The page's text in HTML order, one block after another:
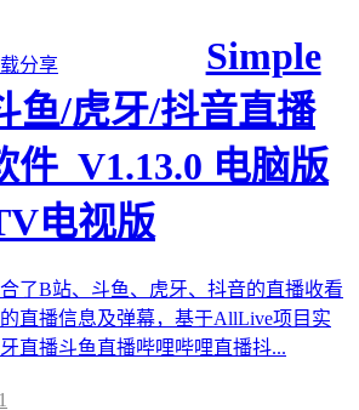
分享
Simple
鱼/虎牙/抖音直播
件_V1.13.0 电脑版
电视版
了B站、斗鱼、虎牙、抖音的直播收看
直播信息及弹幕，基于AllLive项目实
直播斗鱼直播哔哩哔哩直播抖...